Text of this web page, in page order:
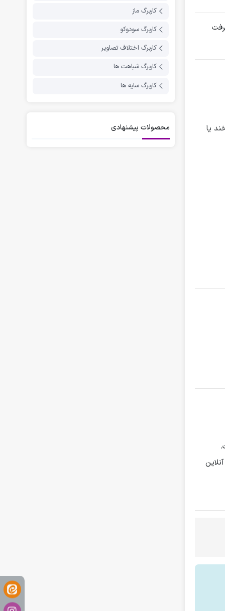
یا
کاربرگ ماز
کاربرگ سودوکو
کاربرگ اختلاف تصاویر
کاربرگ شباهت ها
کاربرگ سایه ها
محصولات پیشنهادی